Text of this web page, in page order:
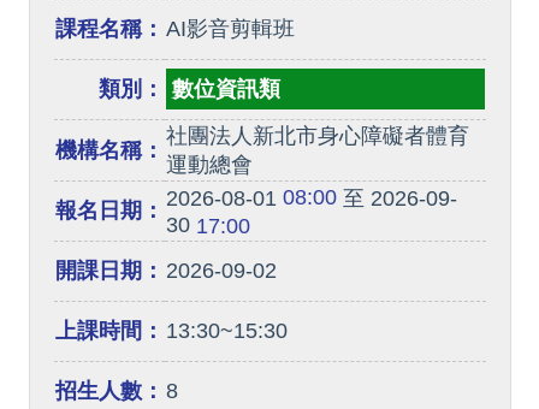
課程名稱： AI影音剪輯班
類別： 數位資訊類
機構名稱：
社團法人新北市身心障礙者體育
運動總會
報名日期： 2026-08-01 08:00至 2026-09-
3017:00
開課日期： 2026-09-02
上課時間： 13:30~15:30
招生人數： 8